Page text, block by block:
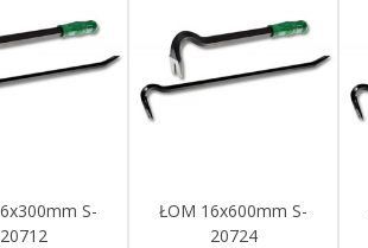
Koszyka S-
20712
Dodaj Do Koszyka
ŁOM 16x600mm S-
20724